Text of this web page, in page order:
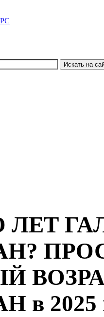
ЛЕТ
2025